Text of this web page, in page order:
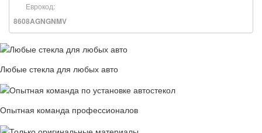
Еврокод:
8608AGNGNMV
Любые стекла для любых авто
Опытная команда профессионалов